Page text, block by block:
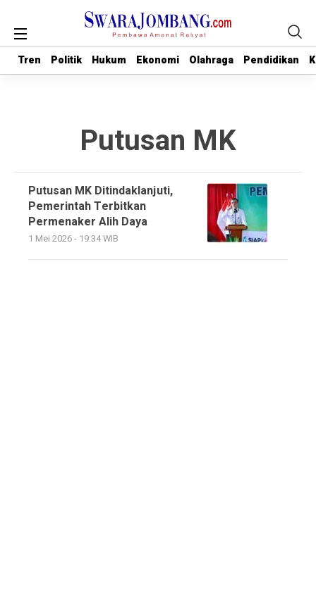
Tren Politik Hukum Ekonomi Olahraga Pendidikan
Tren Politik Hukum Ekonomi Olahraga Pendidikan
Putusan MK
Putusan MK Ditindaklanjuti,
Pemerintah Terbitkan
Permenaker Alih Daya
1 Mei 2026 - 19:34 WIB